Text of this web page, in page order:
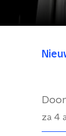
za 4